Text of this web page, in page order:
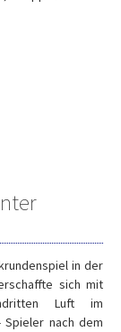
in der
sich mit
Luft im
nach dem